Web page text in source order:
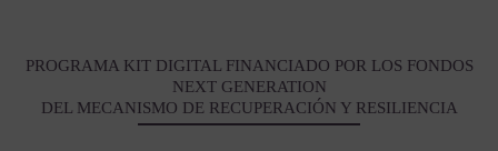
PROGRAMA KIT DIGITAL FINANCIADO POR LOS FONDOS
NEXT GENERATION
DEL MECANISMO DE RECUPERACIÓN Y RESILIENCIA